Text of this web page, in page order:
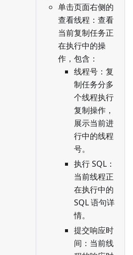
单击页面右侧的
查看线程：查看
当前复制任务正
在执行中的操
作，包含：
线程号：复
制任务分多
个线程执行
复制操作，
展示当前进
行中的线程
号。
执行 SQL：
当前线程正
在执行中的
SQL 语句详
情。
提交响应时
间：当前线